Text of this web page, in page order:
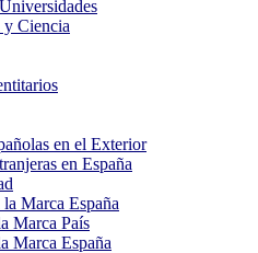
y Ciencia
en el Exterior
en España
Marca España
Marca País
Marca España